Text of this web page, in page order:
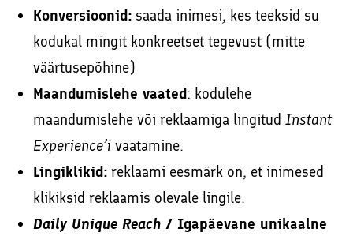
Konversioonid:saada inimesi, kes teeksid su
kodukal mingit konkreetset tegevust (mitte
väärtusepõhine)
Maandumislehe vaated: kodulehe
maandumislehe või reklaamiga lingitud Instant
Experience’i vaatamine.
Lingiklikid:reklaami eesmärk on, et inimesed
klikiksid reklaamis olevale lingile.
Daily Unique Reach/ Igapäevane unikaalne